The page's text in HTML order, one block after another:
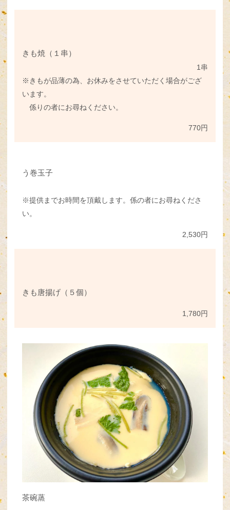
きも焼（１串）
1串
※きもが品薄の為、お休みをさせていただく場合がござ
います。
係りの者にお尋ねください。
770円
う巻玉子
※提供までお時間を頂戴します。係の者にお尋ねくださ
い。
2,530円
きも唐揚げ（５個）
1,780円
茶碗蒸